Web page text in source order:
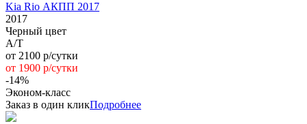
Kia Rio АКПП 2017
2017
Черный цвет
А/Т
от 2100 р/сутки
от 1900 р/сутки
-14%
Эконом-класс
Заказ в один кликПодробнее